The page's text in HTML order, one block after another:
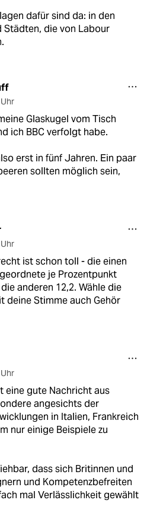
dafür sind da: in den
Städten, die von Labour
Glaskugel vom Tisch
ich BBC verfolgt habe.
erst in fünf Jahren. Ein paar
sollten möglich sein,
ist schon toll - die einen
je Prozentpunkt
anderen 12,2. Wähle die
deine Stimme auch Gehör
eine gute Nachricht aus
angesichts der
in Italien, Frankreich
nur einige Beispiele zu
dass sich Britinnen und
und Kompetenzbefreiten
mal Verlässlichkeit gewählt